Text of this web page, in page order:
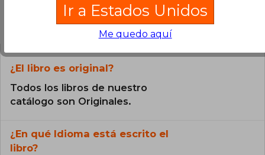
Preguntas frecuentes sobre el libro
¿El libro es original?
Todos los libros de nuestro
catálogo son Originales.
¿En qué Idioma está escrito el
libro?
Ir a Estados Unidos
Me quedo aquí